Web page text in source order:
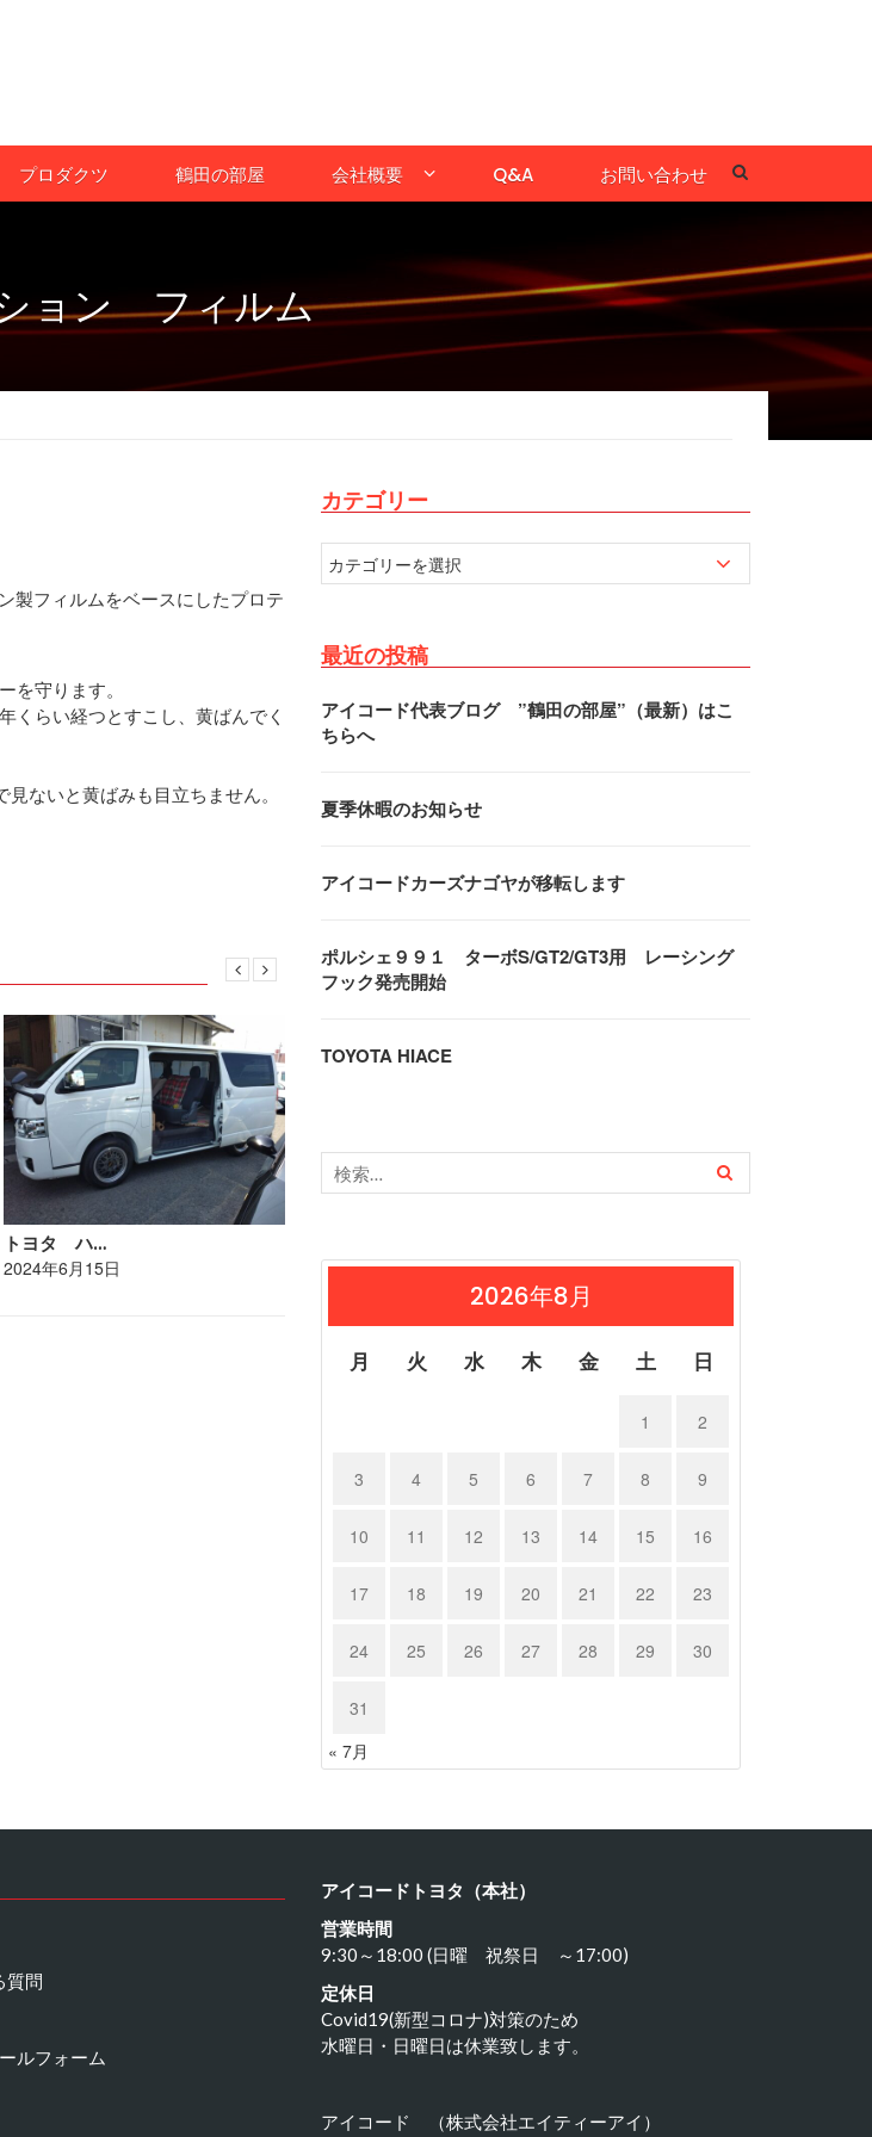
プロダクツ 鶴田の部屋 会社概要 Q&A お問い合わせ
ョン フィルム
製フィルムをベースにしたプロテ
を守ります。
くらい経つとすこし、黄ばんでく
ないと黄ばみも目立ちません。
トヨタ ハ…
2024年6月15日 2024年6月15日 2024年6月15日
カテゴリー
最近の投稿
アイコード代表ブログ ”鶴田の部屋”（最新）はこ
ちらへ
夏季休暇のお知らせ
アイコードカーズナゴヤが移転します
ポルシェ９９１ ターボS/GT2/GT3用 レーシング
フック発売開始
TOYOTA HIACE
2026年8月
月 火 水 木 金 土 日
1 2
3 4 5 6 7 8 9
10 11 12 13 14 15 16
17 18 19 20 21 22 23
24 25 26 27 28 29 30
31
« 7月
質問
ルフォーム
アイコードトヨタ（本社）
営業時間
9:30～18:00 (日曜 祝祭日 ～17:00)
定休日
Covid19(新型コロナ)対策のため
水曜日・日曜日は休業致します。
アイコード （株式会社エイティーアイ）